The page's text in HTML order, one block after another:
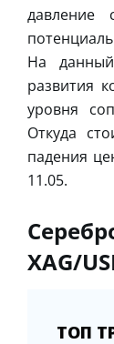
давление
На
развития
уровня
Откуда
падения
11.05.
XAG/
ТОП